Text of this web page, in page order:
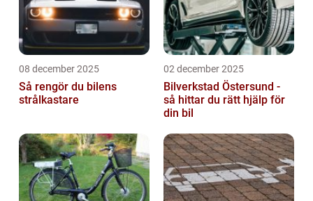
08 december 2025
Så rengör du bilens
strålkastare
02 december 2025
Bilverkstad Östersund -
så hittar du rätt hjälp för
din bil